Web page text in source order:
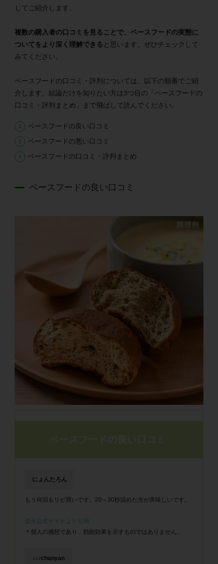
してご紹介します。
複数の購入者の口コミを見ることで、ベースフードの実態に
ついてをより深く理解できる と思います。ぜひチェックして
みてください。
ベースフードの口コミ・評判については、以下の順番でご紹
介します。結論だけを知りたい方は3つ目の「ベースフードの
口コミ・評判まとめ」まで飛ばして読んでください。
ベースフードの良い口コミ
ベースフードの悪い口コミ
ベースフードの口コミ・評判まとめ
ベースフードの良い口コミ
にょんたろん
もう何回もリピ買いです。20～30秒温めた方が美味しいです。
楽天公式サイトより引用
＊個人の感想であり、効能効果を示すものではありません。
♪♪♪chanyan